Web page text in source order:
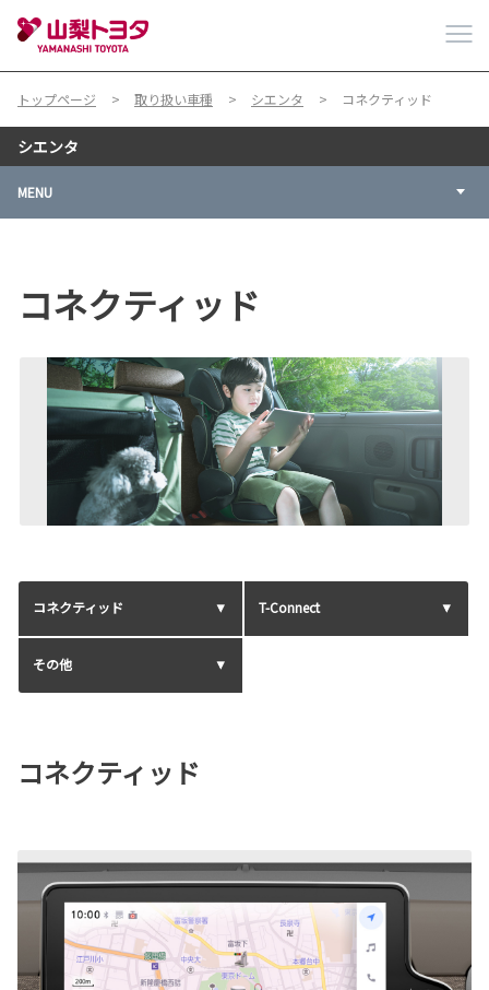
トップページ 取り扱い車種 シエンタ コネクティッド
シエンタ
MENU
コネクティッド
コネクティッド T-Connect
その他
コネクティッド